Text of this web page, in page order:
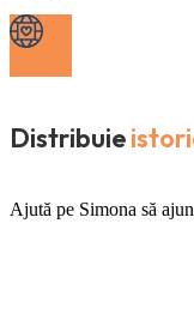
Distribuie
Ajută pe Simona să